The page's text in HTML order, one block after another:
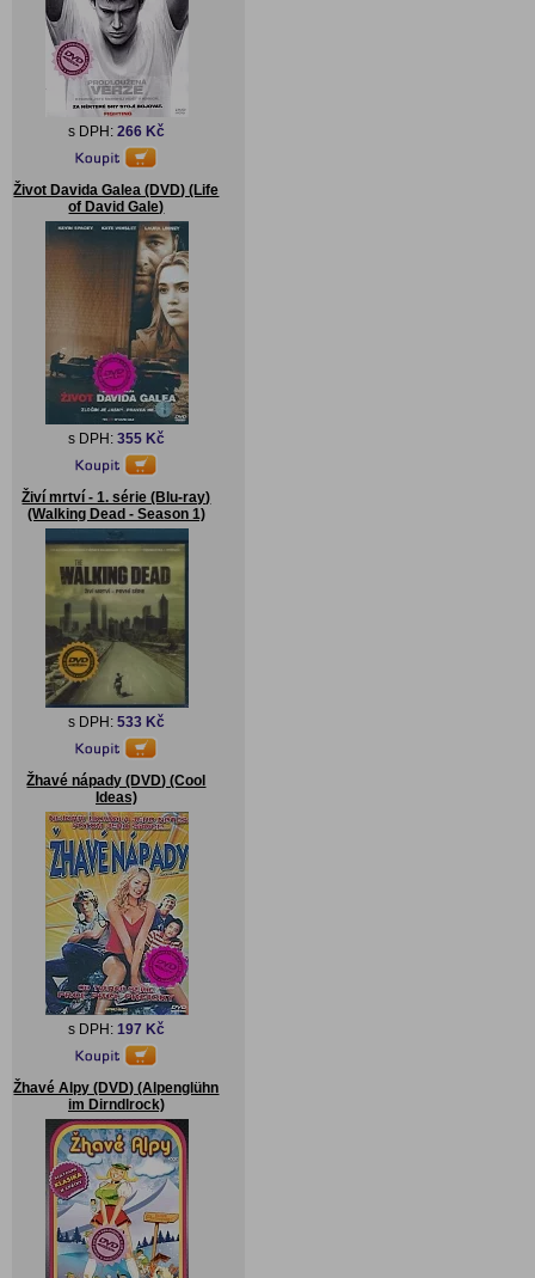
s DPH: 266 Kč
Život Davida Galea (DVD) (Life
of David Gale)
s DPH: 355 Kč
Živí mrtví - 1. série (Blu-ray)
(Walking Dead - Season 1)
s DPH: 533 Kč
Žhavé nápady (DVD) (Cool
Ideas)
s DPH: 197 Kč
Žhavé Alpy (DVD) (Alpenglühn
im Dirndlrock)